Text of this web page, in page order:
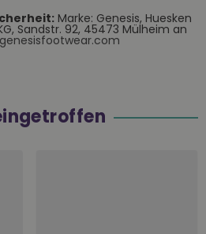
Marke: Genesis, Huesken
Sandstr. 92, 45473 Mülheim an